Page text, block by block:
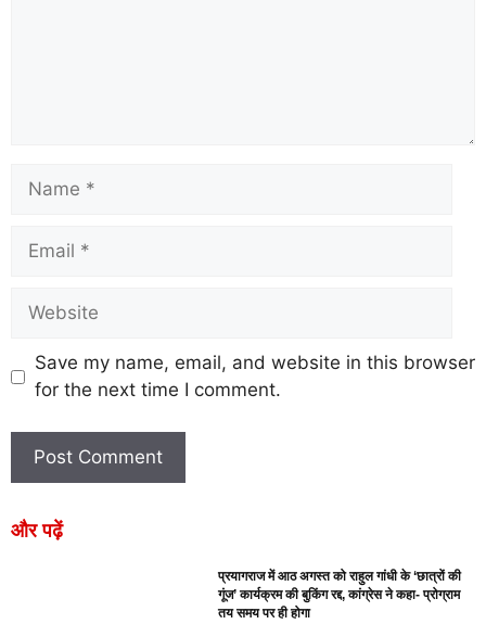
Save my name, email, and website in this browser
for the next time I comment.
और पढ़ें
प्रयागराज में आठ अगस्त को राहुल गांधी के ‘छात्रों की
गूंज’ कार्यक्रम की बुकिंग रद्द, कांग्रेस ने कहा- प्रोग्राम
तय समय पर ही होगा